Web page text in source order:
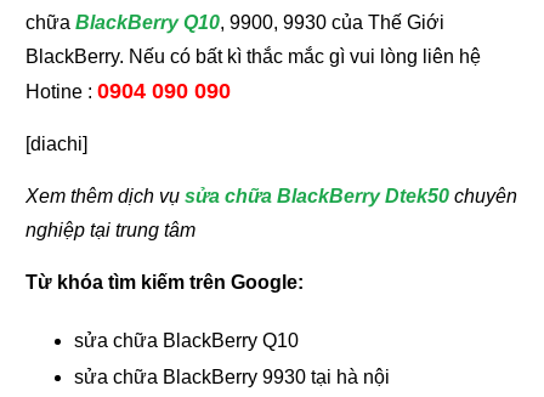
chữaBlackBerry Q10, 9900, 9930 của Thế Giới
BlackBerry. Nếu có bất kì thắc mắc gì vui lòng liên hệ
Hotine :0904 090 090
[diachi]
Xem thêm dịch vụsửa chữa BlackBerry Dtek50 chuyên
nghiệp tại trung tâm
Từ khóa tìm kiếm trên Google:
sửa chữa BlackBerry Q10
sửa chữa BlackBerry 9930 tại hà nội